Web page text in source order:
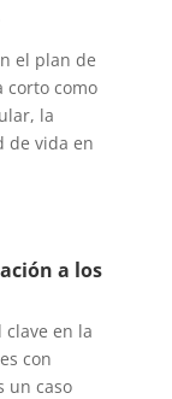
el plan de
corto como
la
de vida en
a los
en la
con
un caso